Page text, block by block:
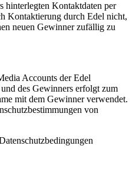
hinterlegten Kontaktdaten per
Kontaktierung durch Edel nicht,
neuen Gewinner zufällig zu
Accounts der Edel
des Gewinners erfolgt zum
mit dem Gewinner verwendet.
von